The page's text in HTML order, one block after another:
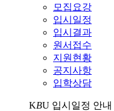
모집요강
입시일정
입시결과
원서접수
지원현황
공지사항
입학상담
KBU 입시일정 안내